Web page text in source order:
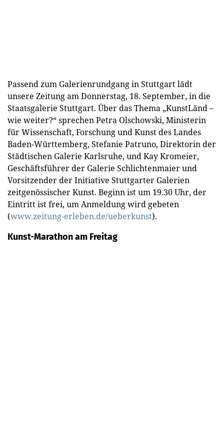
Passend zum Galerienrundgang in Stuttgart lädt
unsere Zeitung am Donnerstag, 18. September, in die
Staatsgalerie Stuttgart. Über das Thema „KunstLänd –
wie weiter?“ sprechen Petra Olschowski, Ministerin
für Wissenschaft, Forschung und Kunst des Landes
Baden-Württemberg, Stefanie Patruno, Direktorin der
Städtischen Galerie Karlsruhe, und Kay Kromeier,
Geschäftsführer der Galerie Schlichtenmaier und
Vorsitzender der Initiative Stuttgarter Galerien
zeitgenössischer Kunst. Beginn ist um 19.30 Uhr, der
Eintritt ist frei, um Anmeldung wird gebeten
(www.zeitung-erleben.de/ueberkunst).
Kunst-Marathon am Freitag